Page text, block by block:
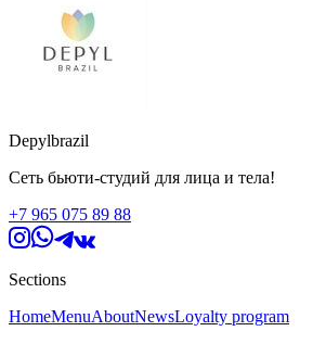
Depylbrazil
Сеть бьюти-студий для лица и тела!
+7 965 075 89 88
Sections
HomeMenuAboutNewsLoyalty program